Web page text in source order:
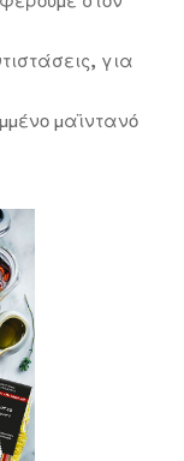
για
μαϊντανό